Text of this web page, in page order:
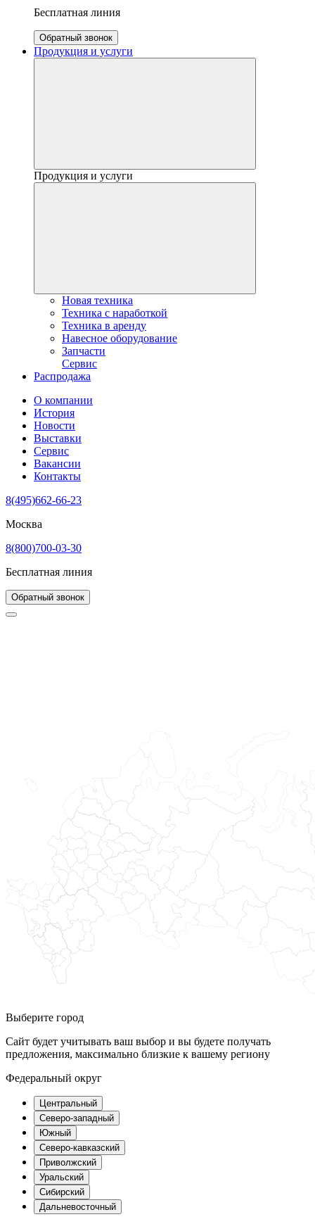
Бесплатная линия
Обратный звонок
Продукция и услуги
Продукция и услуги
Новая техника
Техника с наработкой
Техника в аренду
Навесное оборудование
Запчасти
Сервис
Распродажа
О компании
История
Новости
Выставки
Сервис
Вакансии
Контакты
8(495)662-66-23
Москва
8(800)700-03-30
Бесплатная линия
Обратный звонок
Выберите город
Сайт будет учитывать ваш выбор и вы будете получать
предложения, максимально близкие к вашему региону
Федеральный округ
Центральный
Северо-западный
Южный
Северо-кавказский
Приволжский
Уральский
Сибирский
Дальневосточный